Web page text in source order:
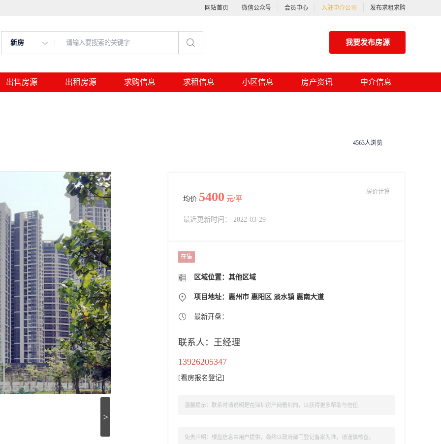
网站首页 微信公众号 会员中心 入驻中介公司 发布求租求购
新房 我要发布房源
出售房源 出租房源 求购信息 求租信息 小区信息 房产资讯 中介信息
4563人浏览
>
均价 5400 元/平
房价计算
最近更新时间： 2022-03-29
在售
区域位置： 其他区域
项目地址：惠州市 惠阳区 淡水镇 惠南大道
最新开盘：
联系人：王经理
13926205347
[看房报名登记]
温馨提示：联系时请说明是在深圳房产网看到的，以获得更多帮助与信任.
免责声明：楼盘信息由用户提供，最终以政府部门登记备案为准，请谨慎核查。